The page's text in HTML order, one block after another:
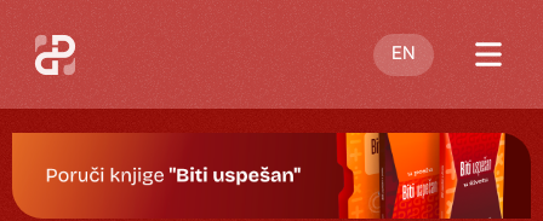
EN
O meni
Blog